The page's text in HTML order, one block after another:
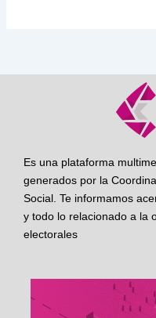
Es una plataforma
generados por la
Social. Te informamos
y todo lo relacionado a la
electorales